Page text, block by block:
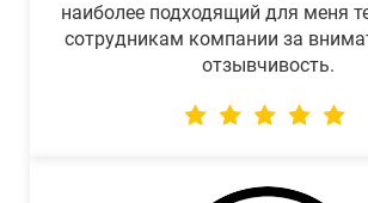
наиболее подходящий для меня
сотрудникам компании за
отзывчивость.